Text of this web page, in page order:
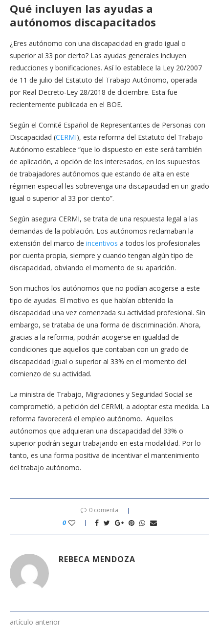
Qué incluyen las ayudas a
autónomos discapacitados
¿Eres autónomo con una discapacidad en grado igual o
superior al 33 por cierto? Las ayudas generales incluyen
reducciones y bonificaciones. Así lo establece la Ley 20/2007
de 11 de julio del Estatuto del Trabajo Autónomo, operada
por Real Decreto-Ley 28/2018 de diciembre. Esta fue
recientemente publicada en el BOE.
Según el Comité Español de Representantes de Personas con
Discapacidad (CERMI), esta reforma del Estatuto del Trabajo
Autónomo establece “que lo dispuesto en este será también
de aplicación, a opción de los interesados, en los supuestos
de trabajadores autónomos que estando de alta en este
régimen especial les sobrevenga una discapacidad en un grado
igual o superior al 33 por ciento”.
Según asegura CERMI, se trata de una respuesta legal a las
demandas de la población. Los autónomos reclamaban la
extensión del marco de incentivos a todos los profesionales
por cuenta propia, siempre y cuando tengan algún tipo de
discapacidad, obviando el momento de su aparición.
Son muchos los autónomos que no podían acogerse a este
tipo de ayudas. El motivo es que habían obtenido la
discapacidad una vez comenzada su actividad profesional. Sin
embargo, se trataba de una forma de discriminación. Ahora,
gracias a la reforma, podrán acogerse en igualdad de
condiciones que aquellos que contaban con un grado de
discapacidad igual o superior al 33% en el momento del
comienzo de su actividad.
La ministra de Trabajo, Migraciones y Seguridad Social se
comprometió, a petición del CERMI, a adoptar esta medida. La
reforma favorecerá el empleo autónomo. Aquellos
autónomos que adquieran una discapacidad del 33% o
superior podrán seguir trabajando en esta modalidad. Por lo
tanto, es una forma positiva de incentivar el mantenimiento
del trabajo autónomo.
0 comenta
0
REBECA MENDOZA
artículo anterior